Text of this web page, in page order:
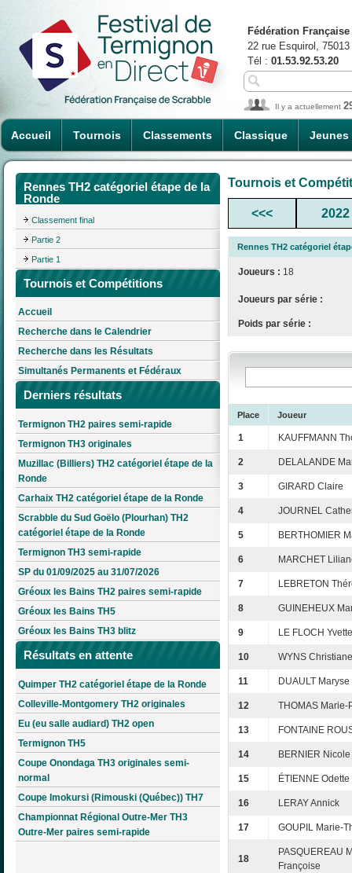
Accueil Tournois Classements Classique Jeunes
Fédération
22 rue Esquirol,
Tél : 01.53.92.53.20
Il y a actuellement
Rennes TH2 catégoriel étape de la
Ronde
Classement final
Partie 2
Partie 1
Tournois et Compétitions
Accueil
Recherche dans le Calendrier
Recherche dans les Résultats
Simultanés Permanents et Fédéraux
Derniers résultats
Termignon TH2 paires semi-rapide
Termignon TH3 originales
Muzillac (Billiers) TH2 catégoriel étape de la
Ronde
Carhaix TH2 catégoriel étape de la Ronde
Scrabble du Sud Goëlo (Plourhan) TH2
catégoriel étape de la Ronde
Termignon TH3 semi-rapide
SP du 01/09/2025 au 31/07/2026
Gréoux les Bains TH2 paires semi-rapide
Gréoux les Bains TH5
Gréoux les Bains TH3 blitz
Résultats en attente
Quimper TH2 catégoriel étape de la Ronde
Colleville-Montgomery TH2 originales
Eu (eu salle audiard) TH2 open
Termignon TH5
Coupe Onondaga TH3 originales semi-
normal
Coupe Imokursi (Rimouski (Québec)) TH7
Championnat Régional Outre-Mer TH3
Outre-Mer paires semi-rapide
Tournois et
<<< 2022
Rennes TH2 catégoriel
Joueurs : 18
Joueurs par série :
Poids par série :
Place Joueur
1 KAUFFMANN
2 DELALANDE
3 GIRARD Claire
4 JOURNEL
5 BERTHOMIER
6 MARCHET
7 LEBRETON
8 GUINEHEUX
9 LE FLOCH Yvette
10 WYNS Christiane
11 DUAULT Maryse
12 THOMAS Marie-
13 FONTAINE
14 BERNIER Nicole
15 ÉTIENNE Odette
16 LERAY Annick
17 GOUPIL Marie-
18
PASQUEREAU
Françoise